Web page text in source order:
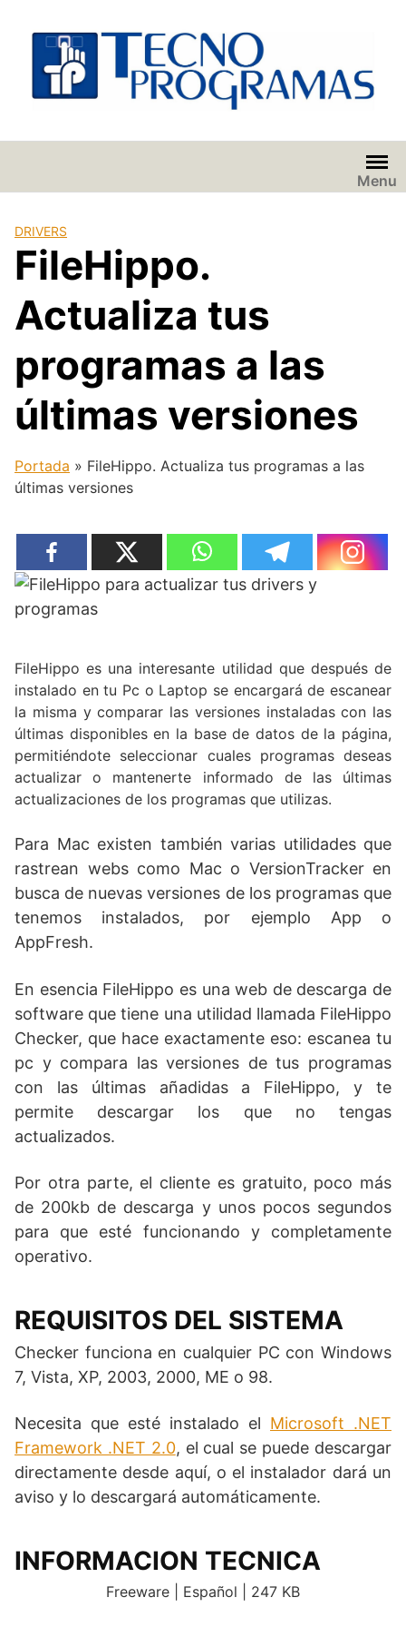
contenido
Menu
DRIVERS
FileHippo.
Actualiza tus
programas a las
últimas versiones
Portada » FileHippo. Actualiza tus programas a las
últimas versiones
FileHippo es una interesante utilidad que después de
instalado en tu Pc o Laptop se encargará de escanear
la misma y comparar las versiones instaladas con las
últimas disponibles en la base de datos de la página,
permitiéndote seleccionar cuales programas deseas
actualizar o mantenerte informado de las últimas
actualizaciones de los programas que utilizas.
Para Mac existen también varias utilidades que
rastrean webs como Mac o VersionTracker en
busca de nuevas versiones de los programas que
tenemos instalados, por ejemplo App o
AppFresh.
En esencia FileHippo es una web de descarga de
software que tiene una utilidad llamada FileHippo
Checker, que hace exactamente eso: escanea tu
pc y compara las versiones de tus programas
con las últimas añadidas a FileHippo, y te
permite descargar los que no tengas
actualizados.
Por otra parte, el cliente es gratuito, poco más
de 200kb de descarga y unos pocos segundos
para que esté funcionando y completamente
operativo.
REQUISITOS DEL SISTEMA
Checker funciona en cualquier PC con Windows
7, Vista, XP, 2003, 2000, ME o 98.
Necesita que esté instalado el Microsoft .NET
Framework .NET 2.0, el cual se puede descargar
directamente desde aquí, o el instalador dará un
aviso y lo descargará automáticamente.
INFORMACION TECNICA
Freeware | Español | 247 KB